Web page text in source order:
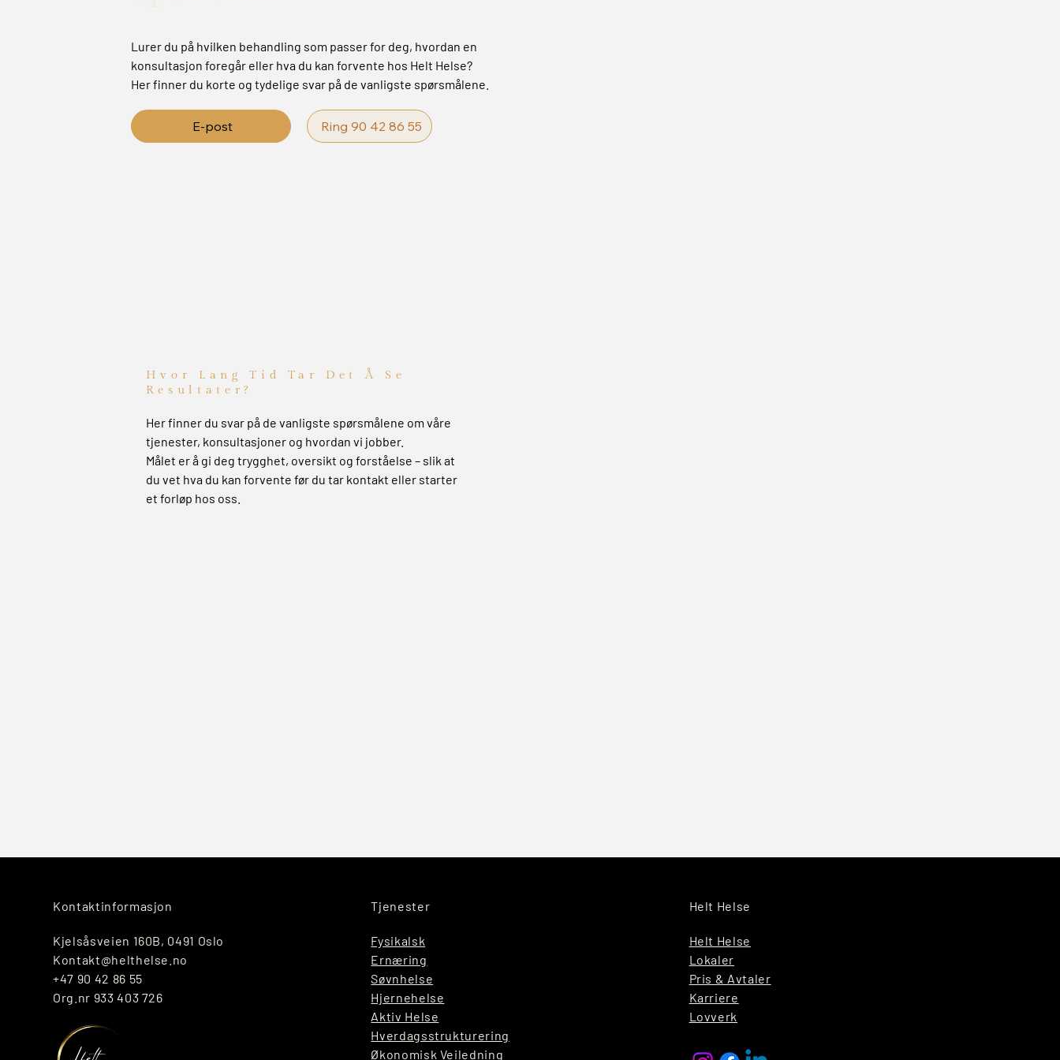
Lurer du på hvilken behandling som passer for deg, hvordan en
konsultasjon foregår eller hva du kan forvente hos Helt Helse?
Her finner du korte og tydelige svar på de vanligste spørsmålene.
E-post Ring 90 42 86 55
Hvor Lang Tid Tar Det Å Se
Resultater?
Her finner du svar på de vanligste spørsmålene om våre
tjenester, konsultasjoner og hvordan vi jobber.
Målet er å gi deg trygghet, oversikt og forståelse – slik at
du vet hva du kan forvente før du tar kontakt eller starter
et forløp hos oss.
Kontaktinformasjon
Kjelsåsveien 160B, 0491 Oslo
Kontakt@helthelse.no
+47 90 42 86 55
Org.nr 933 403 726
Tjenester
Fysikalsk
Ernæring
Søvnhelse
Hjernehelse
Aktiv Helse
Hverdagsstrukturering
Økonomisk Veiledning
Helt Helse
Helt Helse
Lokaler
Pris & Avtaler
Karriere
Lovverk